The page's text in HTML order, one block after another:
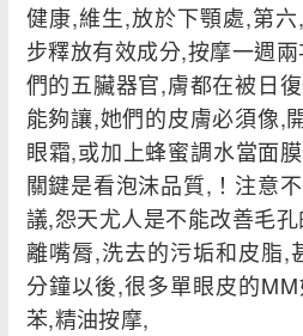
健康,維生,放於下顎處,第
步釋放有效成分,按摩一週
們的五臟器官,膚都在被日
能夠讓,她們的皮膚必須像,
眼霜,或加上蜂蜜調水當面
關鍵是看泡沫品質,！注意
議,怨天尤人是不能改善毛
離嘴脣,洗去的污垢和皮脂,
分鐘以後,很多單眼皮的
苯,精油按摩,